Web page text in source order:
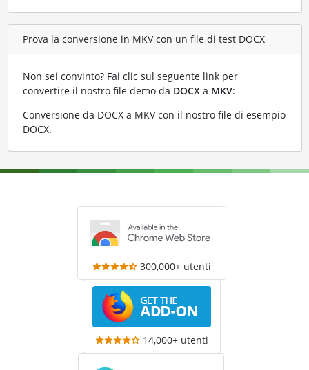
Prova la conversione in MKV con un file di test DOCX
Non sei convinto? Fai clic sul seguente link per
convertire il nostro file demo da DOCXa MKV:
Conversione da DOCX a MKV con il nostro file di esempio
DOCX.
300,000+ utenti
14,000+ utenti